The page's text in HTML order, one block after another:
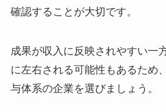
確認することが大切です。
成果が収入に反映されやすい一
に左右される可能性もあるため
与体系の企業を選びましょう。